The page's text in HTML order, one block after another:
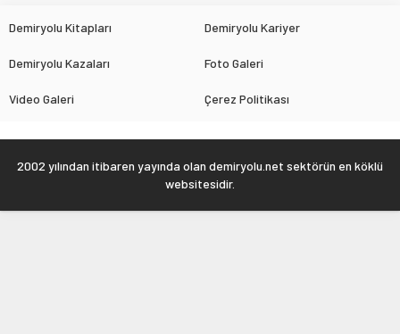
Demiryolu Kitapları Demiryolu Kariyer
Demiryolu Kazaları Foto Galeri
Video Galeri Çerez Politikası
2002 yılından itibaren yayında olan demiryolu.net sektörün en köklü
websitesidir.